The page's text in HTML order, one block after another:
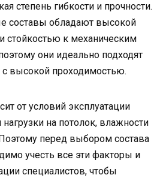
степень гибкости и прочности.
составы обладают высокой
стойкостью к механическим
они идеально подходят
высокой проходимостью.
от условий эксплуатации
на потолок, влажности
перед выбором состава
учесть все эти факторы и
специалистов, чтобы